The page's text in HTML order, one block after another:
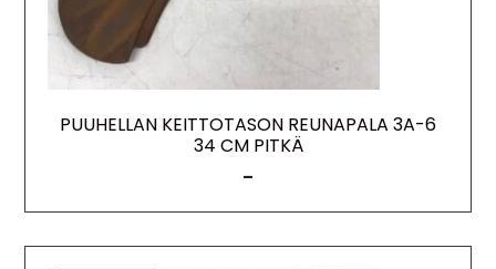
PUUHELLAN KEITTOTASON REUNAPALA 3A-6
34 CM PITKÄ
–